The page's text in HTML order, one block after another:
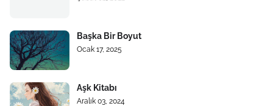
Başka Bir Boyut
Ocak 17, 2025
Aşk Kitabı
Aralık 03, 2024